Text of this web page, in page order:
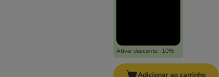
Ativar desconto -10%
Adicionar ao carrinho